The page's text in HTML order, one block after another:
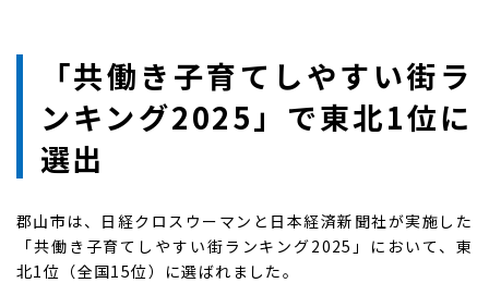
「共働き子育てしやすい街ラ
ンキング2025」で東北1位に
選出
郡山市は、日経クロスウーマンと日本経済新聞社が実施した
「共働き子育てしやすい街ランキング2025」において、東
北1位（全国15位）に選ばれました。